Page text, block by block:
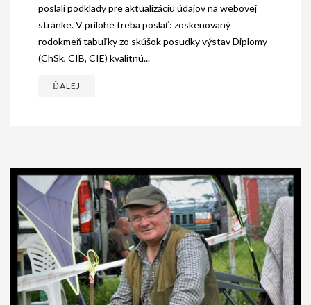
poslali podklady pre aktualizáciu údajov na webovej
stránke. V prílohe treba poslať: zoskenovaný
rodokmeň tabuľky zo skúšok posudky výstav Diplomy
(ChSk, CIB, CIE) kvalitnú...
ĎALEJ